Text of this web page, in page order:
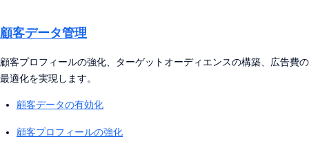
顧客データ管理
顧客プロフィールの強化、ターゲットオーディエンスの構築、広告費の
最適化を実現します。
顧客データの有効化
顧客プロフィールの強化